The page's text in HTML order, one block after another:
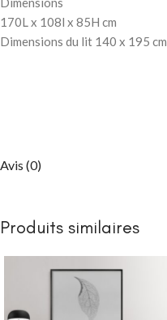
170L x 108l x 85H cm
Dimensions du lit 140 x 195 cm
Avis (0)
Produits similaires